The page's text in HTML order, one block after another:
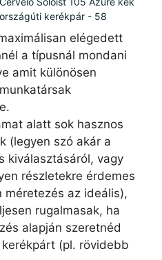
országúti kerékpár - 58
elégedett
a típusnál mondani
amit különösen
alatt sok hasznos
(legyen szó akár a
kiválasztásáról, vagy
részletekre érdemes
méretezés az ideális),
rugalmasak, ha
alapján szeretnéd
(pl. rövidebb